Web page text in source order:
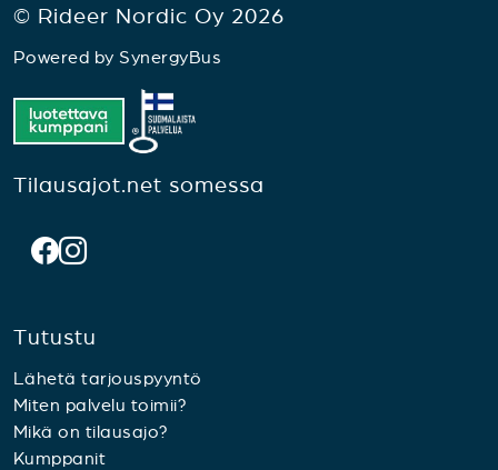
© Rideer Nordic Oy 2026
Powered by SynergyBus
Tilausajot.net somessa
Tutustu
Lähetä tarjouspyyntö
Miten palvelu toimii?
Mikä on tilausajo?
Kumppanit